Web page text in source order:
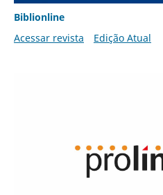
Biblionline
Acessar revista
Edição Atual